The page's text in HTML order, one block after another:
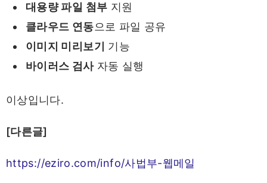
대용량 파일 첨부 지원
클라우드 연동으로 파일 공유
이미지 미리보기
기능
바이러스 검사자동 실행
이상입니다.
[다른글]
https://eziro.com/info/사법부-웹메일